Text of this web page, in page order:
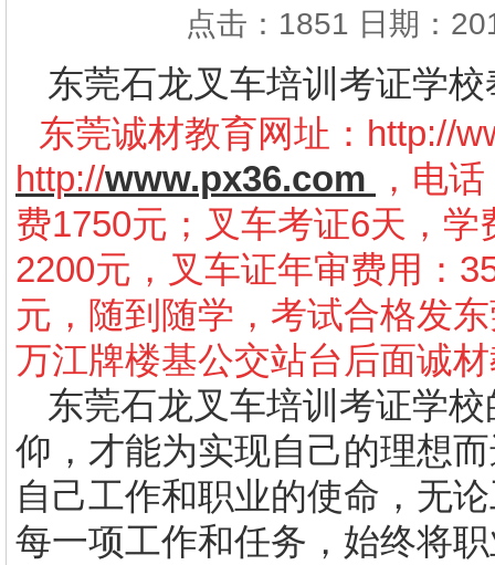
点击：1851 日期：
东莞石龙叉车培训考证学校
东莞诚材教育网址： http://
http://www.px36.com
，电
费1750元；叉车考证6天，
2200元，叉车证年审费用：
元，随到随学，考试合格发
万江牌楼基公交站台后面诚
东莞石龙叉车培训考证学校
仰，才能为实现自己的理想
自己工作和职业的使命，无
每一项工作和任务，始终将